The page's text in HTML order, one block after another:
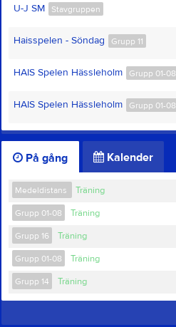
Stavgruppen
U-J SM
Grupp 11
Haisspelen - Söndag
Grupp 01-08
HAIS Spelen Hässleholm
Grupp 01-08
HAIS Spelen Hässleholm
På gång Kalender
Medeldistans Träning
Grupp 01-08 Träning
Grupp 16 Träning
Grupp 01-08 Träning
Grupp 14 Träning